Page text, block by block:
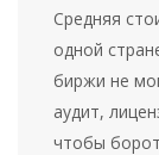
Средняя
одной
биржи не
аудит,
чтобы